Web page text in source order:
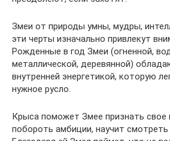
Змеи от природы умны, мудры,
эти черты изначально привлекут
Рожденные в год Змеи (огненной,
металлической, деревянной)
внутренней энергетикой, которую
нужное русло.
Крыса поможет Змее признать свое
побороть амбиции, научит смотреть